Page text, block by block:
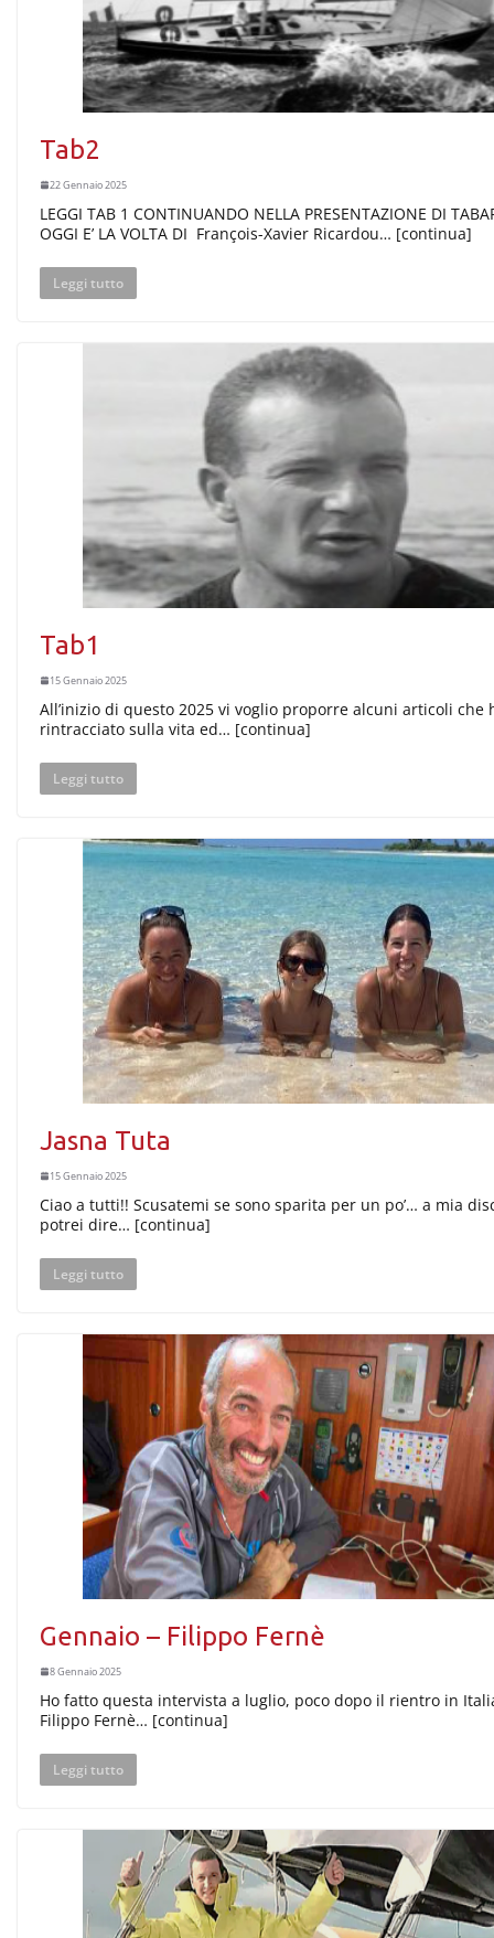
Tab2
22 Gennaio 2025
LEGGI TAB 1 CONTINUANDO NELLA PRESENTAZIONE DI
OGGI E’ LA VOLTA DI François-Xavier Ricardou… [continua]
Leggi tutto
Tab1
15 Gennaio 2025
All’inizio di questo 2025 vi voglio proporre alcuni articoli che
rintracciato sulla vita ed… [continua]
Leggi tutto
Jasna Tuta
15 Gennaio 2025
Ciao a tutti!! Scusatemi se sono sparita per un po’… a mia
potrei dire… [continua]
Leggi tutto
Gennaio – Filippo Fernè
8 Gennaio 2025
Ho fatto questa intervista a luglio, poco dopo il rientro in
Filippo Fernè… [continua]
Leggi tutto